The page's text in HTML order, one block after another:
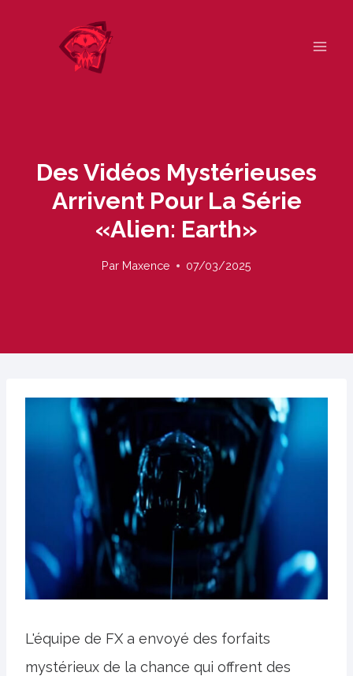
Des Vidéos Mystérieuses
Arrivent Pour La Série
«Alien: Earth»
Par Maxence 07/03/2025
L'équipe de FX a envoyé des forfaits
mystérieux de la chance qui offrent des